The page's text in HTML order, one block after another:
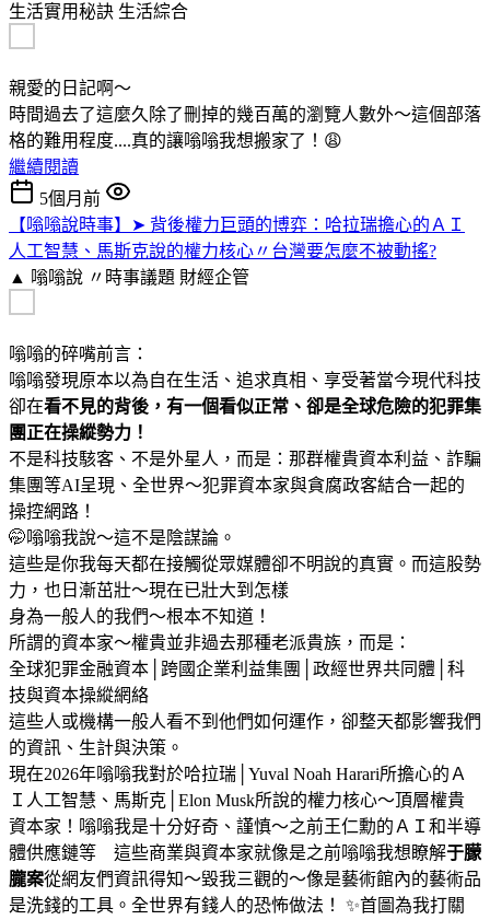
生活實用秘訣 生活綜合
親愛的日記啊～
時間過去了這麼久除了刪掉的幾百萬的瀏覽人數外～這個部落
格的難用程度....真的讓嗡嗡我想搬家了！😩
繼續閱讀
5個月前
【嗡嗡說時事】➤ 背後權力巨頭的博弈：哈拉瑞擔心的ＡＩ
人工智慧、馬斯克說的權力核心〃台灣要怎麼不被動搖?
▲ 嗡嗡說 〃時事議題 財經企管
嗡嗡的碎嘴前言：
嗡嗡發現原本以為自在生活、追求真相、享受著當今現代科技
卻在看不見的背後，有一個看似正常、卻是全球危險的犯罪集
團正在操縱勢力！
不是科技駭客、不是外星人，而是：那群權貴資本利益、詐騙
集團等AI呈現、全世界～犯罪資本家與貪腐政客結合一起的
操控網路！
🤭嗡嗡我說～這不是陰謀論。
這些是你我每天都在接觸從眾媒體卻不明說的真實。而這股勢
力，也日漸茁壯～現在已壯大到怎樣
身為一般人的我們～根本不知道！
所謂的資本家～權貴並非過去那種老派貴族，而是：
全球犯罪金融資本│跨國企業利益集團│政經世界共同體│科
技與資本操縱網絡
這些人或機構一般人看不到他們如何運作，卻整天都影響我們
的資訊、生計與決策。
現在2026年嗡嗡我對於哈拉瑞│Yuval Noah Harari所擔心的Ａ
Ｉ人工智慧、馬斯克│Elon Musk所說的權力核心～頂層權貴
資本家！嗡嗡我是十分好奇、謹慎～之前王仁勳的ＡＩ和半導
體供應鏈等 這些商業與資本家就像是之前嗡嗡我想瞭解于朦
朧案從網友們資訊得知～毀我三觀的～像是藝術館內的藝術品
是洗錢的工具。全世界有錢人的恐怖做法！ ✨️首圖為我打關